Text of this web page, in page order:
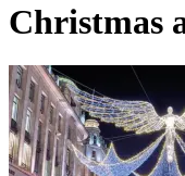
Christmas